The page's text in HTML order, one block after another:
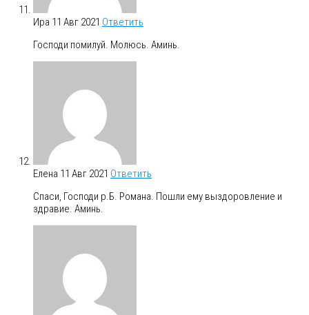
Ира 11 Авг 2021 Ответить
Господи помилуй. Молюсь. Аминь.
Елена 11 Авг 2021 Ответить
Спаси, Господи р.Б. Романа. Пошли ему выздоровление и
здравие. Аминь.